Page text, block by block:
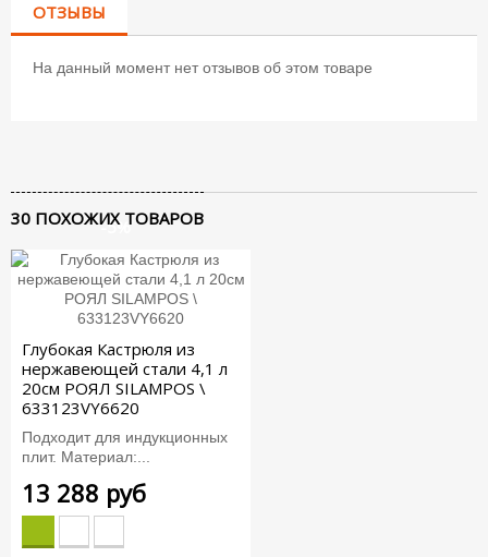
ОТЗЫВЫ
На данный момент нет отзывов об этом товаре
30 ПОХОЖИХ ТОВАРОВ
Глубокая Кастрюля из
нержавеющей стали 4,1 л
20см РОЯЛ SILAMPOS \
633123VY6620
Подходит для индукционных
плит. Материал:...
13 288 руб
-5%